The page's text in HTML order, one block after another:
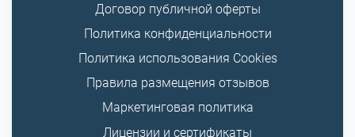
Договор публичной оферты
Политика конфиденциальности
Политика использования Cookies
Правила размещения отзывов
Маркетинговая политика
Лицензии и сертификаты